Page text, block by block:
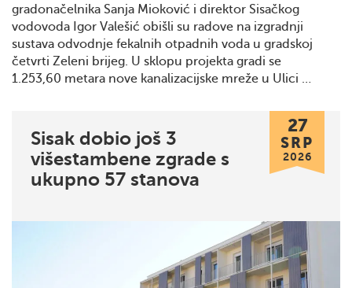
gradonačelnika Sanja Mioković i direktor Sisačkog
vodovoda Igor Valešić obišli su radove na izgradnji
sustava odvodnje fekalnih otpadnih voda u gradskoj
četvrti Zeleni brijeg. U sklopu projekta gradi se
1.253,60 metara nove kanalizacijske mreže u Ulici …
Sisak dobio još 3
višestambene zgrade s
ukupno 57 stanova
27
SRP
2026